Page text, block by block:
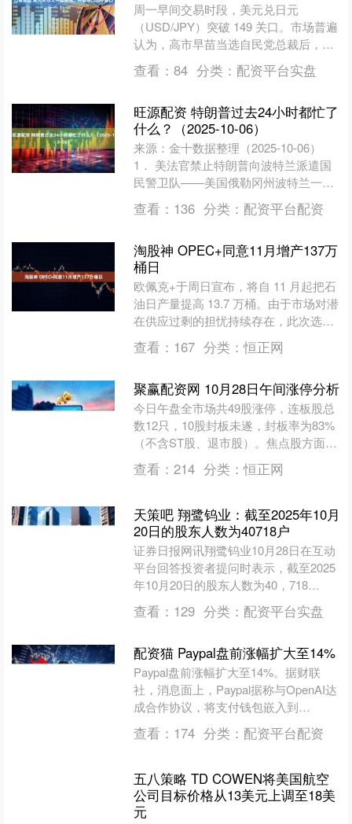
周一早间交易时段，美元兑日元
（USD/JPY）突破 149 关口。市场普遍
认为，高市早苗当选自民党总裁后，将
阻碍日本央行加息；但激进的外汇交易
员将关注上周五以来....
查看： 84 分类： 配资平台实盘
旺源配资 特朗普过去24小时都忙了
什么？（2025-10-06）
来源：金十数据整理（2025-10-06）
1． 美法官禁止特朗普向波特兰派遣国
民警卫队——美国俄勒冈州波特兰一名
联邦法官裁定，禁止特朗普在针对其移
民政策的抗议....
查看： 136 分类： 配资平台配资
淘股神 OPEC+同意11月增产137万
桶日
欧佩克+于周日宣布，将自 11 月起把石
油日产量提高 13.7 万桶。由于市场对潜
在供应过剩的担忧持续存在，此次选择
的月度增幅与 10 月持平，幅度相对温
和。 ....
查看： 167 分类：恒正网
聚赢配资网 10月28日午间涨停分析
今日午盘全市场共49股涨停，连板股总
数12只，10股封板未遂，封板率为83%
（不含ST股、退市股）。焦点股方面，
存储芯片板块盈新发展7连板、时空科技
5连板，福建....
查看： 214 分类：恒正网
天策吧 翔鹭钨业：截至2025年10月
20日的股东人数为40718户
证券日报网讯翔鹭钨业10月28日在互动
平台回答投资者提问时表示，截至2025
年10月20日的股东人数为40，718
户。....
查看： 129 分类： 配资平台实盘
配资猫 Paypal盘前涨幅扩大至14%
Paypal盘前涨幅扩大至14%。据财联
社，消息面上，Paypal据称与OpenAI达
成合作协议，将支付钱包嵌入到
ChatGPT中。 文章来源：东方财富
Choi....
查看： 174 分类： 配资平台配资
五八策略 TD COWEN将美国航空
公司目标价格从13美元上调至18美
元